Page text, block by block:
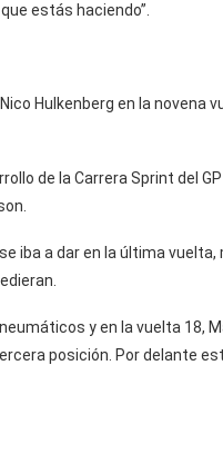
estás haciendo”.
Hulkenberg en la novena
de la Carrera Sprint del
iba a dar en la última
y en la vuelta 18,
posición. Por delante